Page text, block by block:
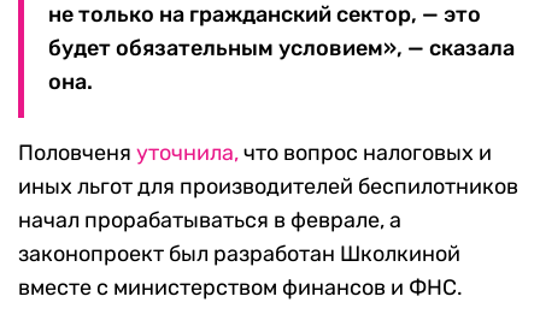
не только на гражданский сектор, — это
будет обязательным условием», — сказала
она.
Половченя уточнила,что вопрос налоговых и
иных льгот для производителей беспилотников
начал прорабатываться в феврале, а
законопроект был разработан Школкиной
вместе с министерством финансов и ФНС.